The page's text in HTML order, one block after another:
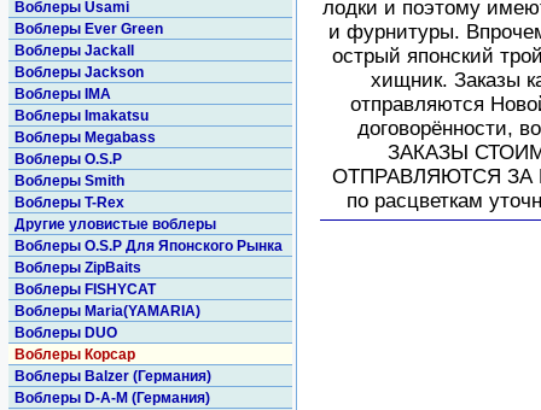
лодки и поэтому
и фурнитуры.
острый японский
хищник. Заказы
отправляются
договорённости,
ЗАКАЗЫ
ОТПРАВЛЯЮТСЯ ЗА
по расцветкам
Воблеры Usami
Воблеры Ever Green
Воблеры Jackall
Воблеры Jackson
Воблеры IMA
Воблеры Imakatsu
Воблеры Megabass
Воблеры O.S.P
Воблеры Smith
Воблеры T-Rex
Другие уловистые воблеры
Воблеры O.S.P Для Японского Рынка
Воблеры ZipBaits
Воблеры FISHYCAT
Воблеры Maria(YAMARIA)
Воблеры DUO
Воблеры Корсар
Воблеры Balzer (Германия)
Воблеры D-A-M (Германия)